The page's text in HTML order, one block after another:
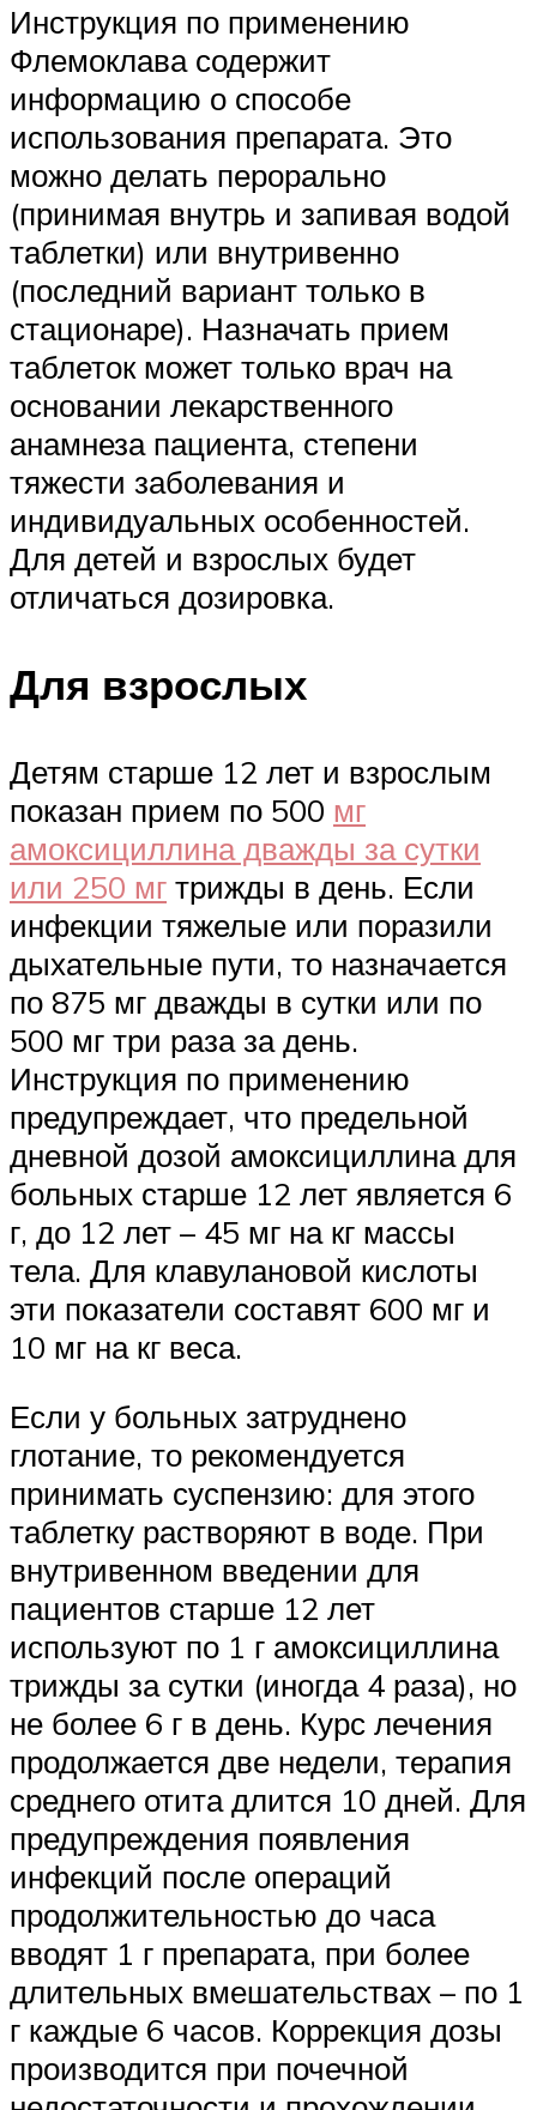
Инструкция по применению
Флемоклава содержит
информацию о способе
использования препарата. Это
можно делать перорально
(принимая внутрь и запивая водой
таблетки) или внутривенно
(последний вариант только в
стационаре). Назначать прием
таблеток может только врач на
основании лекарственного
анамнеза пациента, степени
тяжести заболевания и
индивидуальных особенностей.
Для детей и взрослых будет
отличаться дозировка.
Для взрослых
Детям старше 12 лет и взрослым
показан прием по 500 мг
амоксициллина дважды за сутки
или 250 мг трижды в день. Если
инфекции тяжелые или поразили
дыхательные пути, то назначается
по 875 мг дважды в сутки или по
500 мг три раза за день.
Инструкция по применению
предупреждает, что предельной
дневной дозой амоксициллина для
больных старше 12 лет является 6
г, до 12 лет – 45 мг на кг массы
тела. Для клавулановой кислоты
эти показатели составят 600 мг и
10 мг на кг веса.
Если у больных затруднено
глотание, то рекомендуется
принимать суспензию: для этого
таблетку растворяют в воде. При
внутривенном введении для
пациентов старше 12 лет
используют по 1 г амоксициллина
трижды за сутки (иногда 4 раза), но
не более 6 г в день. Курс лечения
продолжается две недели, терапия
среднего отита длится 10 дней. Для
предупреждения появления
инфекций после операций
продолжительностью до часа
вводят 1 г препарата, при более
длительных вмешательствах – по 1
г каждые 6 часов. Коррекция дозы
производится при почечной